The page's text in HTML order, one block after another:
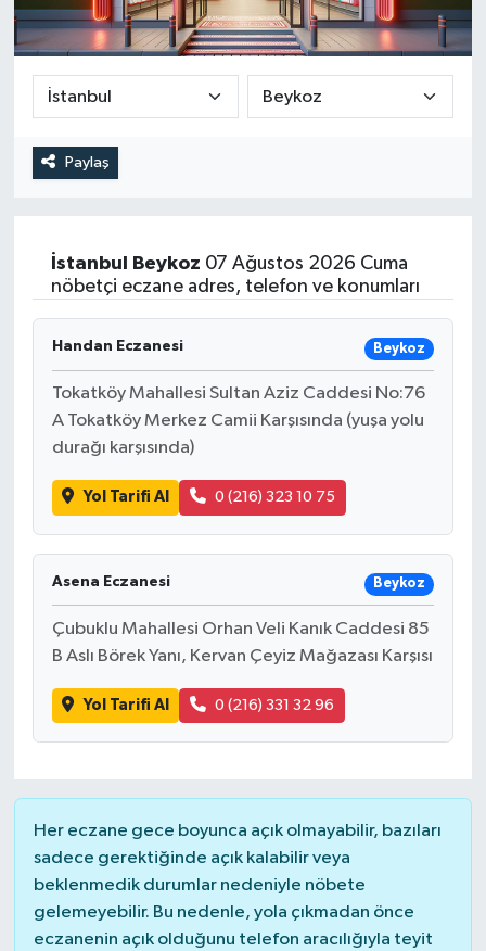
Paylaş
İstanbul Beykoz 07 Ağustos 2026 Cuma
nöbetçi eczane adres, telefon ve konumları
Handan Eczanesi Beykoz
Tokatköy Mahallesi Sultan Aziz Caddesi No:76
A Tokatköy Merkez Camii Karşısında (yuşa yolu
durağı karşısında)
Yol Tarifi Al 0 (216) 323 10 75
Asena Eczanesi Beykoz
Çubuklu Mahallesi Orhan Veli Kanık Caddesi 85
B Aslı Börek Yanı, Kervan Çeyiz Mağazası Karşısı
Yol Tarifi Al 0 (216) 331 32 96
Her eczane gece boyunca açık olmayabilir, bazıları
sadece gerektiğinde açık kalabilir veya
beklenmedik durumlar nedeniyle nöbete
gelemeyebilir. Bu nedenle, yola çıkmadan önce
eczanenin açık olduğunu telefon aracılığıyla teyit
DEVREK
DÜZCE
EREĞLİ
KARABÜK
KASTAMONU